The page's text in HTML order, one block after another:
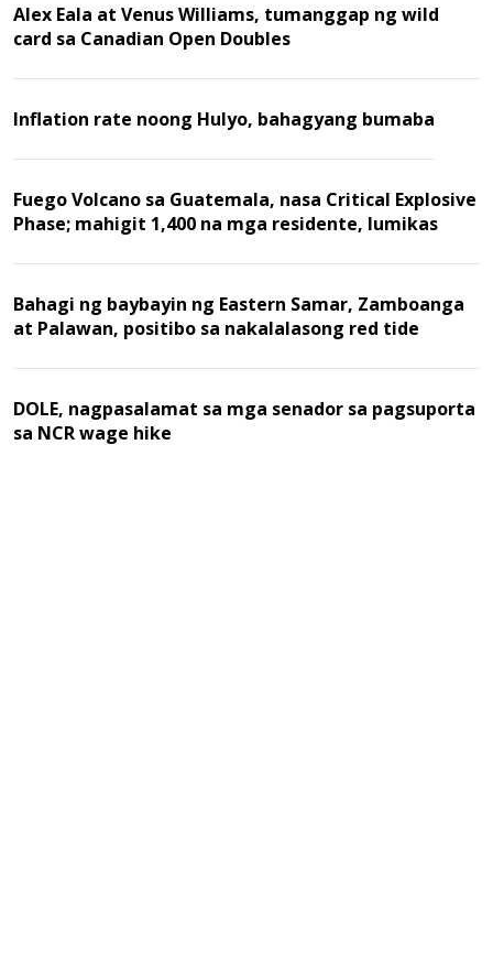
Alex Eala at Venus Williams, tumanggap ng wild
card sa Canadian Open Doubles
Inflation rate noong Hulyo, bahagyang bumaba
Fuego Volcano sa Guatemala, nasa Critical Explosive
Phase; mahigit 1,400 na mga residente, lumikas
Bahagi ng baybayin ng Eastern Samar, Zamboanga
at Palawan, positibo sa nakalalasong red tide
DOLE, nagpasalamat sa mga senador sa pagsuporta
sa NCR wage hike